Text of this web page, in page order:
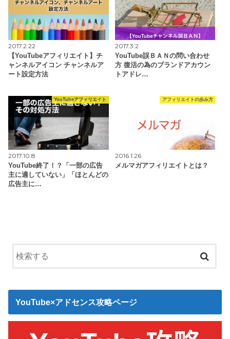
2017.2.22
【YouTubeアフィリエイト】チ
ャンネルアイコン チャンネルア
ート設定方法
2017.3.2
YouTube誤ＢＡＮの問い合わせ
方 復活の為のブランドアカウン
トアドレ…
YouTubeアフィリエイト
2017.10.8
YouTube終了！？「一部の広告
主に適していない」「ほとんどの
広告主に…
アフィリエイトの歩み方
2016.1.26
メルマガアフィリエイトとは？
YouTube×アドセンス攻略ページ